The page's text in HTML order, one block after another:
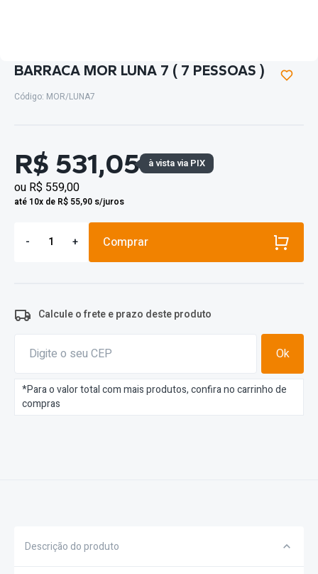
BARRACA MOR LUNA 7 ( 7 PESSOAS )
Código: MOR/LUNA7
R$ 531,05 à vista via PIX
ou R$ 559,00
até 10x de R$ 55,90 s/juros
- + Comprar
Calcule o frete e prazo deste produto
Ok
*Para o valor total com mais produtos, confira no carrinho de
compras
Descrição do produto